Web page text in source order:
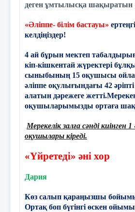
11
12
• ? Д үйсенбекова М едина
• ? Базаров Заңғар
деген ұмтылысқа шақыратын
«Әліппе- білім бастауы»
келдіңіздер!
4 ай бұрын мектеп
кіп-кішкентай жүректері
сыныбының 15 оқушысы
әліппе оқулығындағы 42
алатын дәрежеге
оқушыларымызды ортаға
Мерекелік залға сәнді киінген
оқушылары кіреді.
«Үйретеді» әні хор
Дария
Көз салып қараңызшы
Ортақ боп бүгінгі өскен